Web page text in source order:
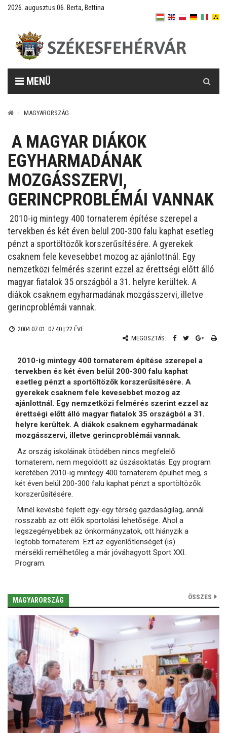
2026. augusztus 06. Berta, Bettina
MENÜ
MAGYARORSZÁG
A MAGYAR DIÁKOK
EGYHARMADÁNAK
MOZGÁSSZERVI,
GERINCPROBLÉMÁI VANNAK
2010-ig mintegy 400 tornaterem építése szerepel a
tervekben és két éven belül 200-300 falu kaphat esetleg
pénzt a sportöltözők korszerűsítésére. A gyerekek
csaknem fele kevesebbet mozog az ajánlottnál. Egy
nemzetközi felmérés szerint ezzel az érettségi előtt álló
magyar fiatalok 35 országból a 31. helyre kerültek. A
diákok csaknem egyharmadának mozgásszervi, illetve
gerincproblémái vannak.
2004.07.01. 07:40 | 22 ÉVE
MEGOSZTÁS:
2010-ig mintegy 400 tornaterem építése szerepel a
tervekben és két éven belül 200-300 falu kaphat
esetleg pénzt a sportöltözők korszerűsítésére. A
gyerekek csaknem fele kevesebbet mozog az
ajánlottnál. Egy nemzetközi felmérés szerint ezzel az
érettségi előtt álló magyar fiatalok 35 országból a 31.
helyre kerültek. A diákok csaknem egyharmadának
mozgásszervi, illetve gerincproblémái vannak.
Az ország iskoláinak ötödében nincs megfelelő
tornaterem, nem megoldott az úszásoktatás. Egy program
keretében 2010-ig mintegy 400 tornaterem épülhet meg, s
két éven belül 200-300 falu kaphat pénzt a sportöltözők
korszerűsítésére.
Minél kevésbé fejlett egy-egy térség gazdaságilag, annál
rosszabb az ott élők sportolási lehetősége. Ahol a
legszegényebbek az önkormányzatok, ott hiányzik a
legtöbb tornaterem. Ezt az egyenlőtlenséget (is)
mérsékli remélhetőleg a már jóváhagyott Sport XXI.
Program.
MAGYARORSZÁG ÖSSZES